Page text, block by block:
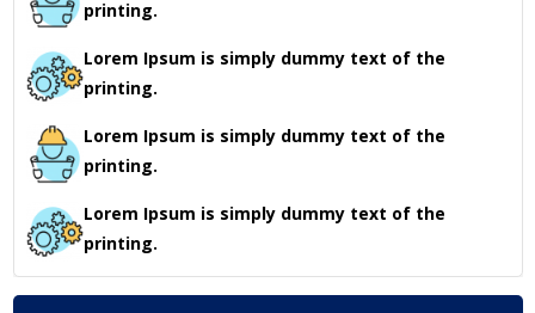
printing.
Lorem Ipsum is simply dummy text of the
printing.
Lorem Ipsum is simply dummy text of the
printing.
Lorem Ipsum is simply dummy text of the
printing.